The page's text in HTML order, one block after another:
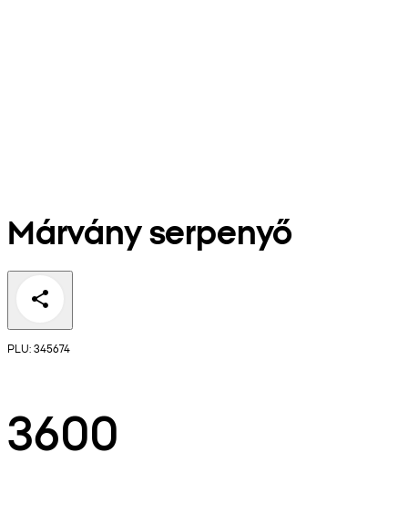
Márvány serpenyő
PLU: 345674
3600